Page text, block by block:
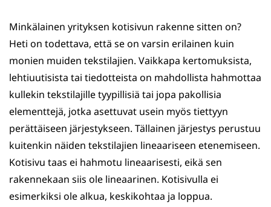
Minkälainen yrityksen kotisivun rakenne sitten on?
Heti on todettava, että se on varsin erilainen kuin
monien muiden tekstilajien. Vaikkapa kertomuksista,
lehtiuutisista tai tiedotteista on mahdollista hahmottaa
kullekin tekstilajille tyypillisiä tai jopa pakollisia
elementtejä, jotka asettuvat usein myös tiettyyn
perättäiseen järjestykseen. Tällainen järjestys perustuu
kuitenkin näiden tekstilajien lineaariseen etenemiseen.
Kotisivu taas ei hahmotu lineaarisesti, eikä sen
rakennekaan siis ole lineaarinen. Kotisivulla ei
esimerkiksi ole alkua, keskikohtaa ja loppua.